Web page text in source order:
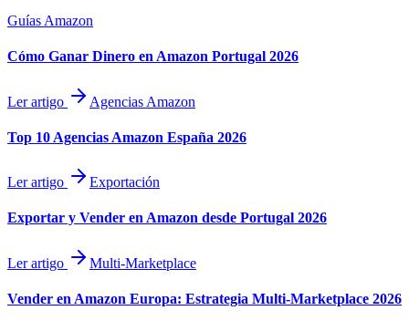
Guías Amazon
Cómo Ganar Dinero en Amazon Portugal 2026
Ler artigo Agencias Amazon
Top 10 Agencias Amazon España 2026
Ler artigo Exportación
Exportar y Vender en Amazon desde Portugal 2026
Ler artigo Multi-Marketplace
Vender en Amazon Europa: Estrategia Multi-Marketplace 2026